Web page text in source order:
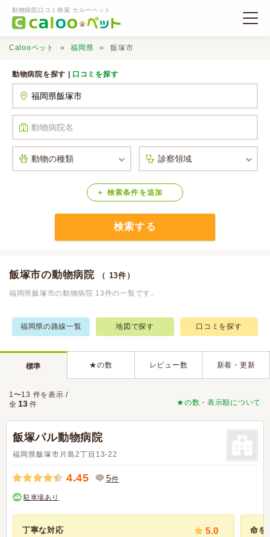
動物病院口コミ検索 カルーペット
口コミ検索
Calooペットとは？
Calooペット 福岡県 飯塚市
動物病院を探す | 口コミを探す
検索条件 を追加
検索する
飯塚市の動物病院 （ 13件）
福岡県飯塚市の動物病院 13件の一覧です。
福岡県の路線一覧 地図で探す 口コミを探す
標準 ★の数 レビュー数 新着・更新
★の数・表示順について
1〜13 件を表示 /
全 13 件
飯塚パル動物病院
福岡県飯塚市片島2丁目13-22
4.45 5件
駐車場あり
丁寧な対応 5.0 命を